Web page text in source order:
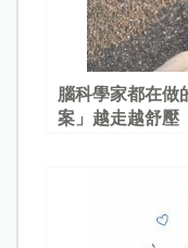
腦科學家都在做
案」越走越舒壓